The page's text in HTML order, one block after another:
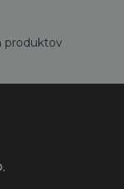
produktov